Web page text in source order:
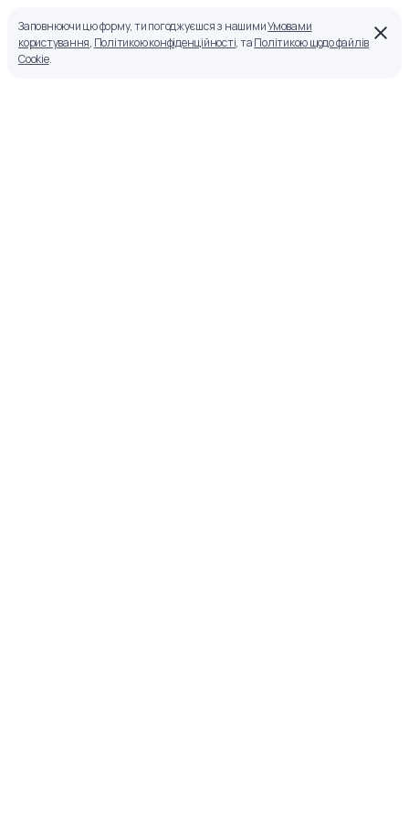
Заповнюючи цю форму, ти погоджуєшся з нашимиУмовами
користування, Політикою конфіденційності, таПолітикою щодо файлів
Cookie.